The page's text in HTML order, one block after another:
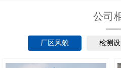
公司
厂区风貌 检测